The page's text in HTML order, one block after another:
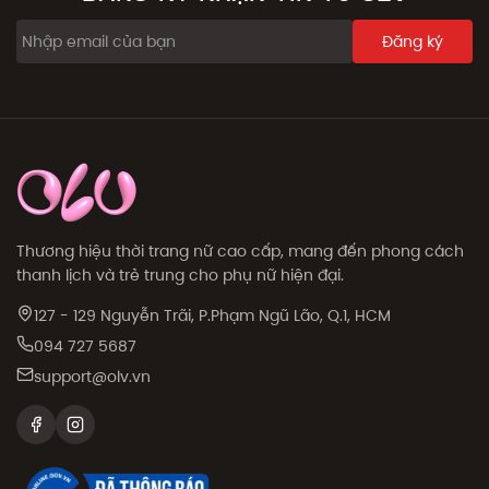
Đăng ký
Thương hiệu thời trang nữ cao cấp, mang đến phong cách
thanh lịch và trẻ trung cho phụ nữ hiện đại.
127 - 129 Nguyễn Trãi, P.Phạm Ngũ Lão, Q.1, HCM
094 727 5687
support@olv.vn